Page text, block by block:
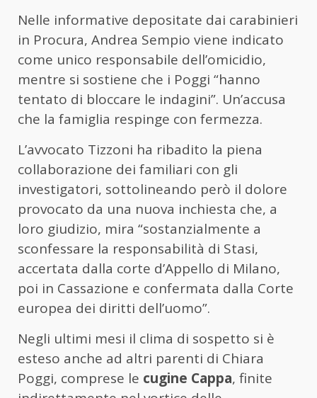
Nelle informative depositate dai carabinieri
in Procura, Andrea Sempio viene indicato
come unico responsabile dell’omicidio,
mentre si sostiene che i Poggi “hanno
tentato di bloccare le indagini”. Un’accusa
che la famiglia respinge con fermezza.
L’avvocato Tizzoni ha ribadito la piena
collaborazione dei familiari con gli
investigatori, sottolineando però il dolore
provocato da una nuova inchiesta che, a
loro giudizio, mira “sostanzialmente a
sconfessare la responsabilità di Stasi,
accertata dalla corte d’Appello di Milano,
poi in Cassazione e confermata dalla Corte
europea dei diritti dell’uomo”.
Negli ultimi mesi il clima di sospetto si è
esteso anche ad altri parenti di Chiara
Poggi, comprese le cugine Cappa, finite